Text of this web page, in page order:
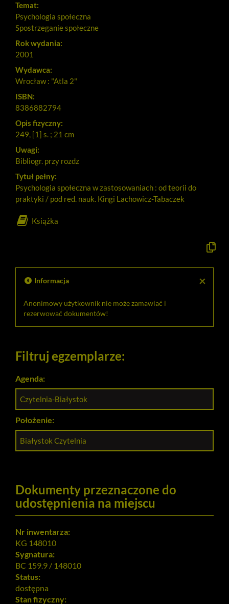
Temat:
Psychologia społeczna
Spostrzeganie społeczne
Rok wydania:
2001
Wydawca:
Wrocław : "Atla 2"
ISBN:
8386882794
Opis fizyczny:
249, [1] s. ; 21 cm
Uwagi:
Bibliogr. przy rozdz
Tytuł pełny:
Psychologia społeczna w zastosowaniach : od teorii do
praktyki / pod red. nauk. Kingi Lachowicz-Tabaczek
Książka
Kopiuj
do
×
Informacja
Anonimowy użytkownik nie może zamawiać i
rezerwować dokumentów!
Filtruj egzemplarze:
Agenda:
Czytelnia-Białystok
Położenie:
Białystok Czytelnia
Dokumenty przeznaczone do
udostępnienia na miejscu
Nr inwentarza:
KG 148010
Sygnatura:
BC 159.9 / 148010
Status:
dostępna
Stan fizyczny: